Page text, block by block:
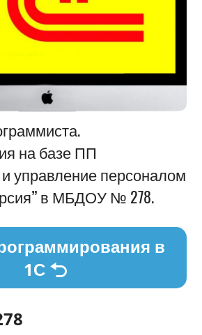
на базе ПП
управление персоналом
в МБДОУ № 278.
в
1С